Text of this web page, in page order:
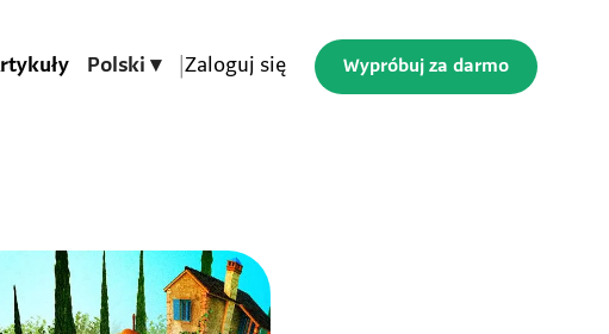
Polski ▾ Zaloguj się Wypróbuj za darmo